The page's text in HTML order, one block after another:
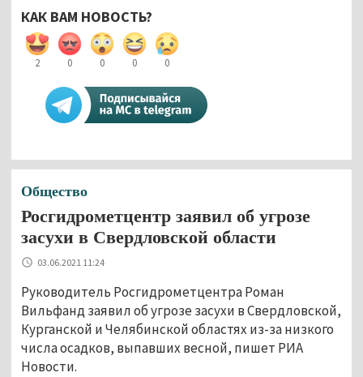
КАК ВАМ НОВОСТЬ?
2 0 0 0 0
Общество
Росгидрометцентр заявил об угрозе
засухи в Свердловской области
03.06.2021 11:24
Руководитель Росгидрометцентра Роман
Вильфанд заявил об угрозе засухи в Свердловской,
Курганской и Челябинской областях из-за низкого
числа осадков, выпавших весной, пишет РИА
Новости.